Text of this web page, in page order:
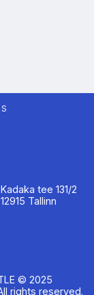
Kadaka tee 131/2
12915 Tallinn
© 2025
rights reserved.